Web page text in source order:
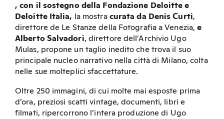
, con il sostegno della Fondazione Deloitte e
Deloitte Italia,
la mostra curata da Denis Curti,
direttore de Le Stanze della Fotografia a Venezia,e
Alberto Salvadori, direttore dell’Archivio Ugo
Mulas, propone un taglio inedito che trova il suo
principale nucleo narrativo nella città di Milano, colta
nelle sue molteplici sfaccettature.
Oltre 250 immagini, di cui molte mai esposte prima
d’ora, preziosi scatti vintage, documenti, libri e
filmati, ripercorrono l’intera produzione di Ugo